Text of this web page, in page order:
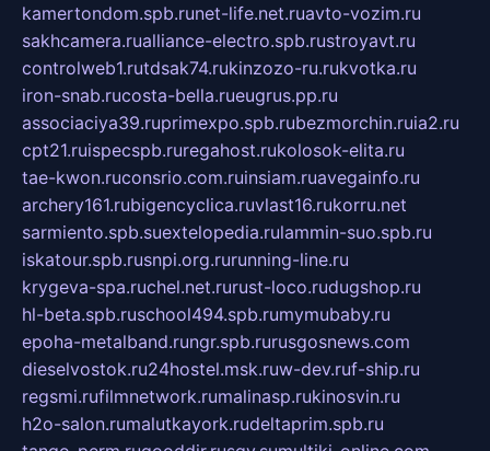
kamertondom.spb.runet-life.net.ruavto-vozim.ru
sakhcamera.rualliance-electro.spb.rustroyavt.ru
controlweb1.rutdsak74.rukinzozo-ru.rukvotka.ru
iron-snab.rucosta-bella.rueugrus.pp.ru
associaciya39.ruprimexpo.spb.rubezmorchin.ruia2.ru
cpt21.ruispecspb.ruregahost.rukolosok-elita.ru
tae-kwon.ruconsrio.com.ruinsiam.ruavegainfo.ru
archery161.rubigencyclica.ruvlast16.rukorru.net
sarmiento.spb.suextelopedia.rulammin-suo.spb.ru
iskatour.spb.rusnpi.org.rurunning-line.ru
krygeva-spa.ruchel.net.rurust-loco.rudugshop.ru
hl-beta.spb.ruschool494.spb.rumymubaby.ru
epoha-metalband.rungr.spb.rurusgosnews.com
dieselvostok.ru24hostel.msk.ruw-dev.ruf-ship.ru
regsmi.rufilmnetwork.rumalinasp.rukinosvin.ru
h2o-salon.rumalutkayork.rudeltaprim.spb.ru